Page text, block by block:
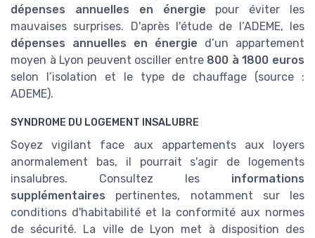
dépenses annuelles en énergie pour éviter les
mauvaises surprises. D'après l'étude de l’ADEME, les
dépenses annuelles en énergie d’un appartement
moyen à Lyon peuvent osciller entre 800 à 1800 euros
selon l’isolation et le type de chauffage (source :
ADEME).
SYNDROME DU LOGEMENT INSALUBRE
Soyez vigilant face aux appartements aux loyers
anormalement bas, il pourrait s'agir de logements
insalubres. Consultez les informations
supplémentaires pertinentes, notamment sur les
conditions d'habitabilité et la conformité aux normes
de sécurité. La ville de Lyon met à disposition des